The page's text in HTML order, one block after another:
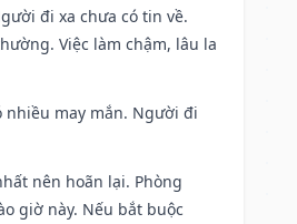
đi xa chưa có tin về.
Việc làm chậm, lâu la
may mắn. Người đi
nên hoãn lại. Phòng
giờ này. Nếu bắt buộc